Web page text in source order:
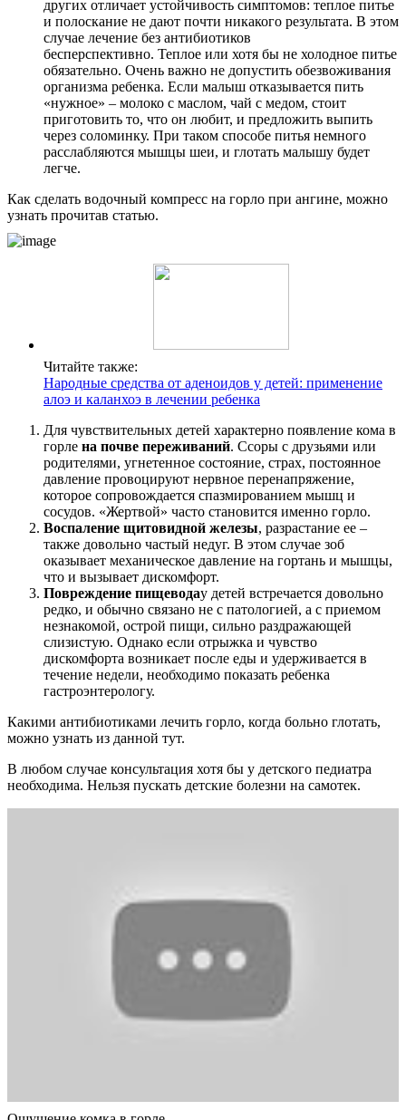
других отличает устойчивость симптомов: теплое питье
и полоскание не дают почти никакого результата. В этом
случае лечение без антибиотиков
бесперспективно. Теплое или хотя бы не холодное питье
обязательно. Очень важно не допустить обезвоживания
организма ребенка. Если малыш отказывается пить
«нужное» – молоко с маслом, чай с медом, стоит
приготовить то, что он любит, и предложить выпить
через соломинку. При таком способе питья немного
расслабляются мышцы шеи, и глотать малышу будет
легче.
Как сделать водочный компресс на горло при ангине, можно
узнать прочитав статью.
Читайте также:
Народные средства от аденоидов у детей: применение
алоэ и каланхоэ в лечении ребенка
Для чувствительных детей характерно появление кома в
горле на почве переживаний. Ссоры с друзьями или
родителями, угнетенное состояние, страх, постоянное
давление провоцируют нервное перенапряжение,
которое сопровождается спазмированием мышц и
сосудов. «Жертвой» часто становится именно горло.
Воспаление щитовидной железы, разрастание ее –
также довольно частый недуг. В этом случае зоб
оказывает механическое давление на гортань и мышцы,
что и вызывает дискомфорт.
Повреждение пищеводау детей встречается довольно
редко, и обычно связано не с патологией, а с приемом
незнакомой, острой пищи, сильно раздражающей
слизистую. Однако если отрыжка и чувство
дискомфорта возникает после еды и удерживается в
течение недели, необходимо показать ребенка
гастроэнтерологу.
Какими антибиотиками лечить горло, когда больно глотать,
можно узнать из данной тут.
В любом случае консультация хотя бы у детского педиатра
необходима. Нельзя пускать детские болезни на самотек.